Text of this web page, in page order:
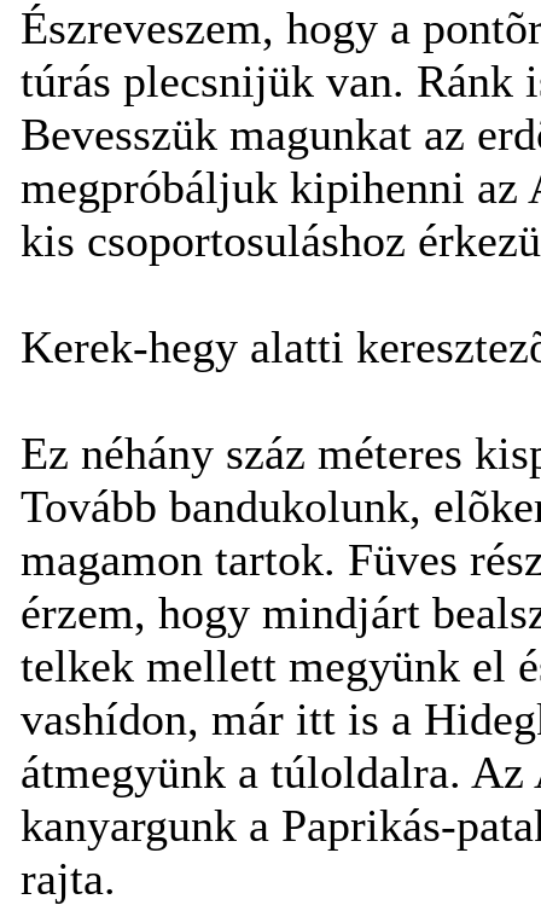
Észreveszem, hogy a
túrás plecsnijük van. Ránk
Bevesszük magunkat az
megpróbáljuk kipihenni az
kis csoportosuláshoz
Kerek-hegy alatti
Ez néhány száz méteres
Tovább bandukolunk,
magamon tartok. Füves
érzem, hogy mindjárt
telkek mellett megyünk el
vashídon, már itt is a
átmegyünk a túloldalra. Az
kanyargunk a Paprikás-
rajta.